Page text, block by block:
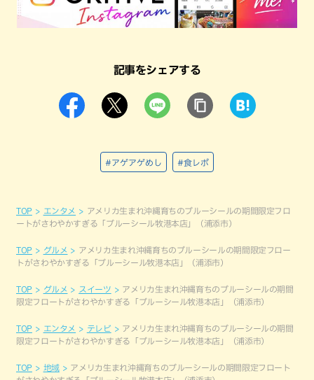
記事をシェアする
#アゲアゲめし #食レポ
TOP エンタメ
アメリカ生まれ沖縄育ちのブルーシールの期間限定フロ
ートがさわやかすぎる「ブルーシール牧港本店」（浦添市）
TOP グルメ
アメリカ生まれ沖縄育ちのブルーシールの期間限定フロー
トがさわやかすぎる「ブルーシール牧港本店」（浦添市）
TOP グルメ スイーツ
アメリカ生まれ沖縄育ちのブルーシールの期間
限定フロートがさわやかすぎる「ブルーシール牧港本店」（浦添市）
TOP エンタメ テレビ
アメリカ生まれ沖縄育ちのブルーシールの期間
限定フロートがさわやかすぎる「ブルーシール牧港本店」（浦添市）
TOP 地域
アメリカ生まれ沖縄育ちのブルーシールの期間限定フロート